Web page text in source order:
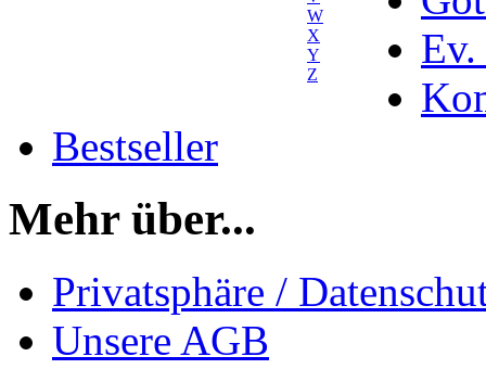
W
X
Y
Z
Ev.
Bestseller
Mehr über...
Privatsphäre /
Unsere AGB